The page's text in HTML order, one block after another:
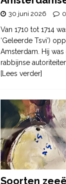
30 juni 2026 0
Van 1710 tot 1714
‘Geleerde Tsvi’)
Amsterdam. Hij
rabbijnse
[Lees verder]
Soorten